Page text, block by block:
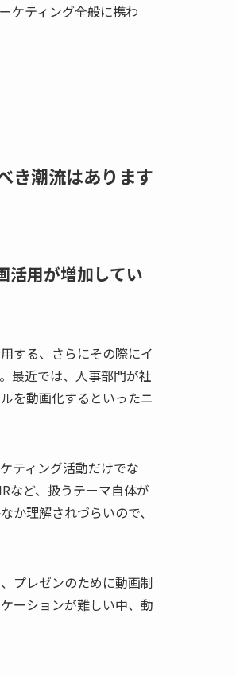
ケティング全般に携わ
き潮流はあります
活用が増加してい
する、さらにその際にイ
最近では、人事部門が社
を動画化するといったニ
ティング活動だけでな
など、扱うテーマ自体が
か理解されづらいので、
プレゼンのために動画制
ーションが難しい中、動